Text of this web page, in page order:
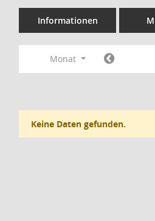
Informationen
Monat
Keine Daten gefunden.